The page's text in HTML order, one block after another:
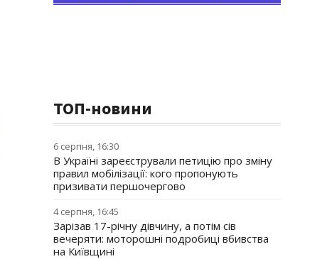
ТОП-новини
6 серпня, 16:30
В Україні зареєстрували петицію про зміну
правил мобілізації: кого пропонують
призивати першочергово
4 серпня, 16:45
Зарізав 17-річну дівчину, а потім сів
вечеряти: моторошні подробиці вбивства
на Київщині